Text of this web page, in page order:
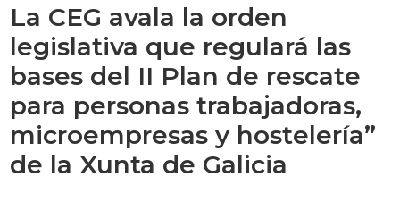
La CEG avala la orden
legislativa que regulará las
bases del II Plan de rescate
para personas trabajadoras,
microempresas y hostelería”
de la Xunta de Galicia